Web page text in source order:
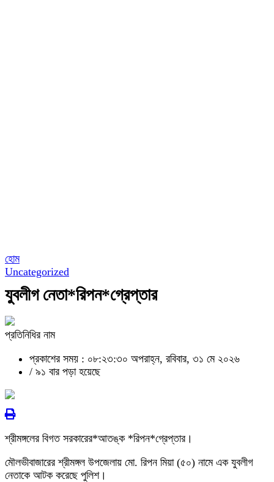
হোম
Uncategorized
যুবলীগ নেতা*রিপন*গ্রেপ্তার
প্রতিনিধির নাম
প্রকাশের সময় : ০৮:২৩:৩০ অপরাহ্ন, রবিবার, ৩১ মে ২০২৬
/ ৯১ বার পড়া হয়েছে
শ্রীমঙ্গলের বিগত সরকারের*আতঙ্ক *রিপন*গ্রেপ্তার।
মৌলভীবাজারের শ্রীমঙ্গল উপজেলায় মো. রিপন মিয়া (৫০) নামে এক যুবলীগ
নেতাকে আটক করেছে পুলিশ।